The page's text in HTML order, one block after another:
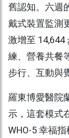
舊認知。六週
戴式裝置監測
激增至
練、營養共餐
步行、互動與
羅東博愛醫院
示，這套模式
WHO-5 幸福